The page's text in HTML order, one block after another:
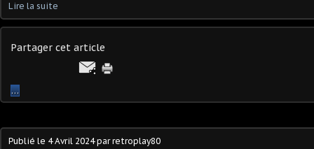
Lire la suite
Partager cet article
…
Publié le 4 Avril 2024par retroplay80